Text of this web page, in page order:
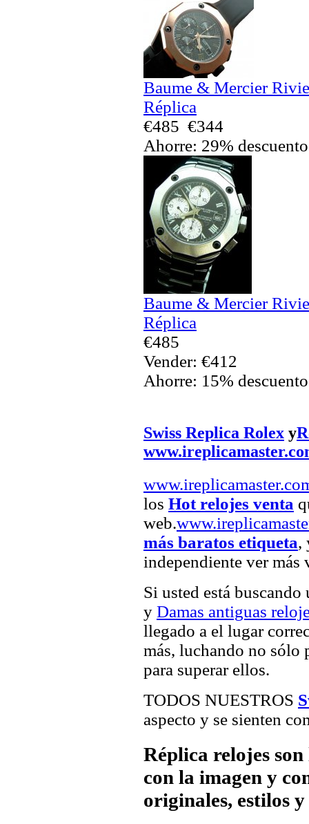
Baume & Mercier
Réplica
€485 €344
Ahorre: 29% descuento
Baume & Mercier
Réplica
€485
Vender: €412
Ahorre: 15% descuento
Swiss Replica Rolex y
los Hot relojes venta
web.
más baratos etiqueta,
independiente ver más
Si usted está
y Damas antiguas
llegado a el lugar
más, luchando no sólo
para superar ellos.
TODOS NUESTROS
aspecto y se sienten
Réplica relojes
con la imagen y
originales, estilos